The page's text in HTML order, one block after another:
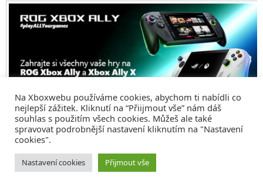
Tvorba webů a sociální služby
Reklama – Inzerce –
Na Xboxwebu používáme cookies, abychom ti nabídli co
nejlepší zážitek. Kliknutí na “Přiijmout vše” nám dáš
souhlas s použitím všech cookies. Můžeš ale také
spravovat podrobnější nastavení kliknutím na "Nastavení
cookies".
Nastavení cookies Přijmout vše